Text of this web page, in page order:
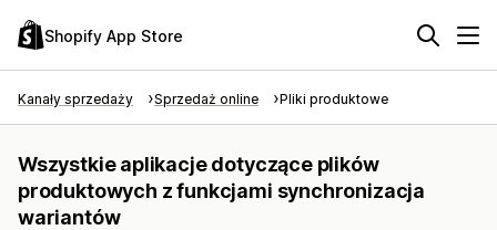
Shopify App Store
Kanały sprzedaży Sprzedaż online Pliki produktowe
Wszystkie aplikacje dotyczące plików
produktowych z funkcjami synchronizacja
wariantów